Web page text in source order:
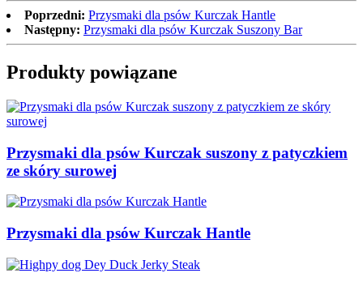
Poprzedni: Przysmaki dla psów Kurczak Hantle
Następny: Przysmaki dla psów Kurczak Suszony Bar
Produkty powiązane
Przysmaki dla psów Kurczak suszony z patyczkiem
ze skóry surowej
Przysmaki dla psów Kurczak Hantle